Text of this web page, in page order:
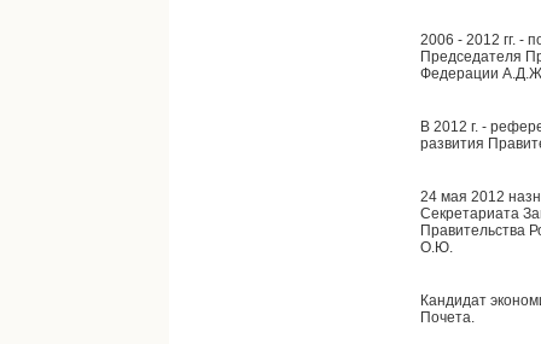
2006 - 2012 гг. -
Председателя
Федерации
В 2012 г. -
развития
24 мая 2012
Секретариата
Правительства
О.Ю.
Кандидат
Почета.